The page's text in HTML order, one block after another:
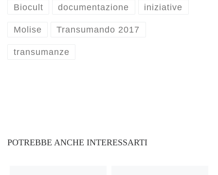
Biocult documentazione iniziative
Molise Transumando 2017
transumanze
POTREBBE ANCHE INTERESSARTI